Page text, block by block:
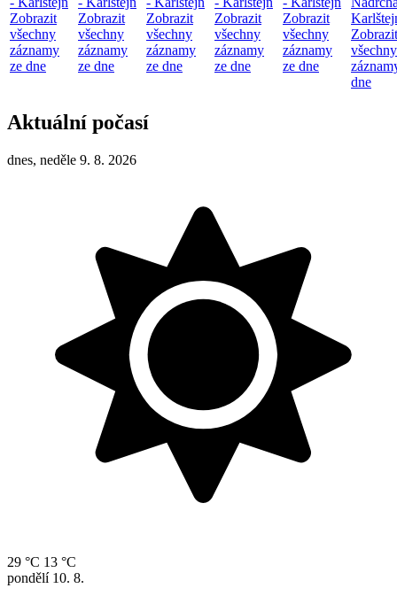
Zobrazit
všechny
záznamy
ze dne
Zobrazit
všechny
záznamy
ze dne
Zobrazit
všechny
záznamy
ze dne
Zobrazit
všechny
záznamy
ze dne
Zobrazit
všechny
záznamy
ze dne
Zobrazit
všechny
dne
Aktuální počasí
dnes, neděle 9. 8. 2026
29 °C 13 °C
pondělí 10. 8.